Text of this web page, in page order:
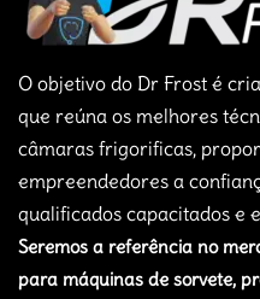
O objetivo do Dr Frost é
que reúna os melhores
câmaras frigorificas,
empreendedores a
qualificados capacitados e
Seremos a referência no
para máquinas de sorvete,